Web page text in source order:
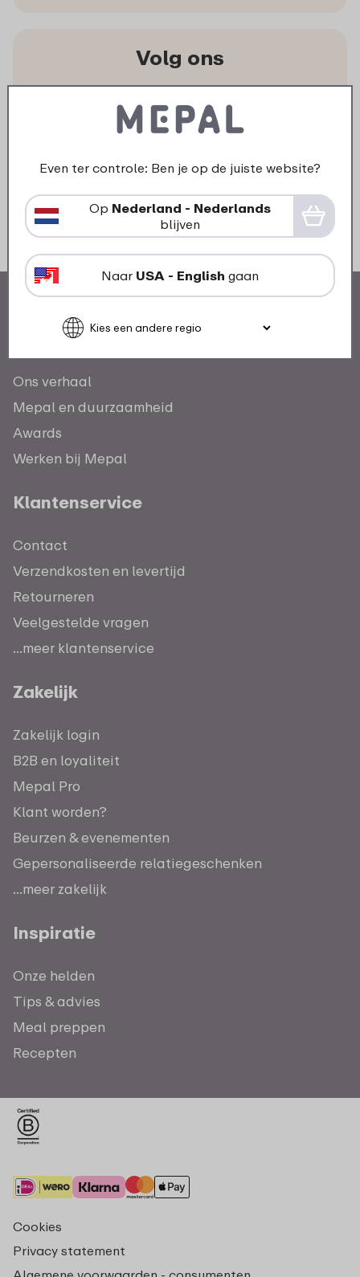
Volg ons
aanwezig met inspiratie, video’s en leuke acties.
Ons verhaal
Mepal en duurzaamheid
Awards
Werken bij Mepal
Klantenservice
Contact
Verzendkosten en levertijd
Retourneren
Veelgestelde vragen
...meer klantenservice
Zakelijk
Zakelijk login
B2B en loyaliteit
Mepal Pro
Klant worden?
Beurzen & evenementen
Gepersonaliseerde relatiegeschenken
...meer zakelijk
Inspiratie
Onze helden
Tips & advies
Meal preppen
Recepten
Cookies
Privacy statement
Even ter controle: Ben je op de juiste website?
Op Nederland - Nederlands
blijven
Naar USA - English gaan